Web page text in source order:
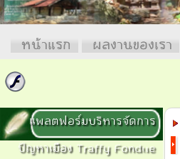
หน้าแรก ผลงานของเรา
แพลตฟอร์มบริหารจัดการ
ปัญหาเมือง Traffy Fondue